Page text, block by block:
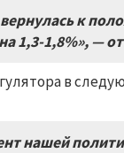
к
1,3-1,8%», —
в
нашей